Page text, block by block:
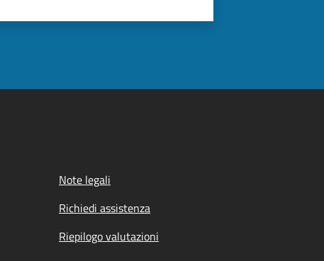
Note legali
Richiedi assistenza
Riepilogo valutazioni